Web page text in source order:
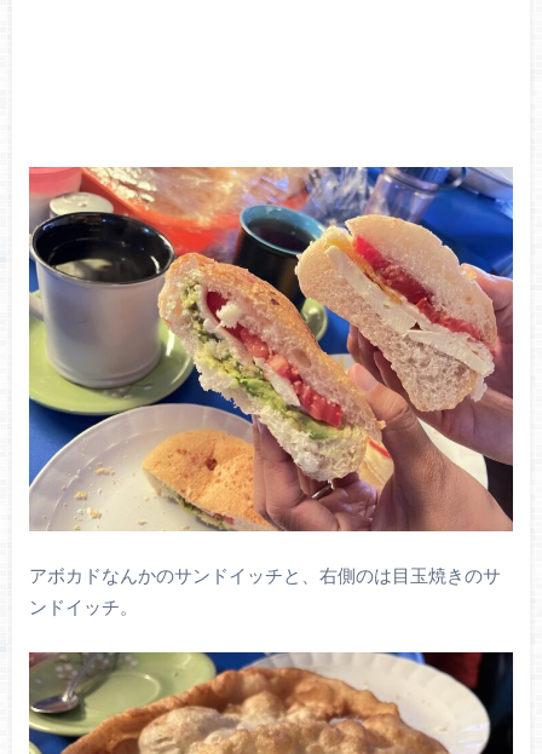
アボカドなんかのサンドイッチと、右側のは目玉焼きのサ
ンドイッチ。